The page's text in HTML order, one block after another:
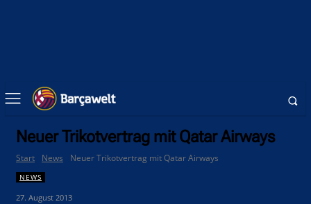
Neuer Trikotvertrag mit Qatar Airways
Start News Neuer Trikotvertrag mit Qatar Airways
NEWS
27. August 2013